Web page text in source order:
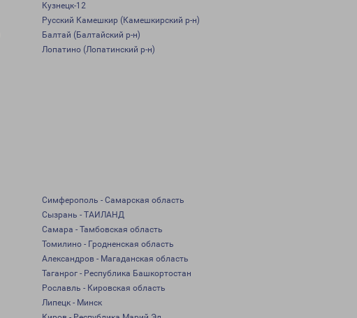
Кузнецк-12
Русский Камешкир (Камешкирский р-н)
Балтай (Балтайский р-н)
Лопатино (Лопатинский р-н)
Симферополь - Самарская область
Сызрань - ТАИЛАНД
Самара - Тамбовская область
Томилино - Гродненская область
Александров - Магаданская область
Таганрог - Республика Башкортостан
Рославль - Кировская область
Липецк - Минск